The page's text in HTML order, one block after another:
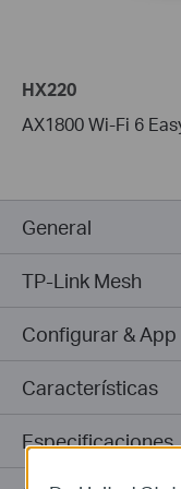
HX220
AX1800 Wi-Fi 6
General
TP-Link Mesh
Configurar & App
Características
Especificaciones